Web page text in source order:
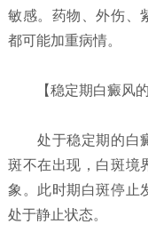
敏感。药物、外伤、
都可能加重病情。
【稳定期白癜风的
处于稳定期的白癜
斑不在出现，白斑境
象。此时期白斑停止
处于静止状态。